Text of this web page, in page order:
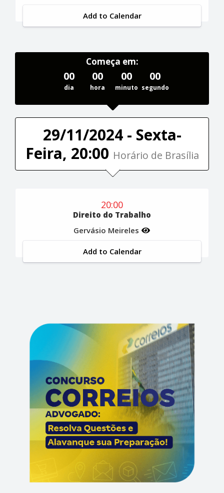
Add to Calendar
Começa em:
00
dia
00
hora
00
minuto
00
segundo
29/11/2024 - Sexta-
Feira, 20:00 Horário de Brasília
20:00
Direito do Trabalho
Gervásio Meireles
Add to Calendar